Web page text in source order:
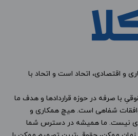
و اقتصادی، اتحاد است و اتحاد با
با صرفه در حوزه قراردادها و هدف ما
شفاهی است. هیچ همکاری و
نیست. ما همیشه در دسترس شما